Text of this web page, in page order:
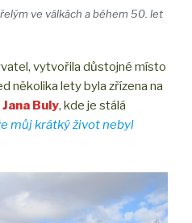
ve válkách a během 50. let
vytvořila důstojné místo
několika lety byla zřízena na
Buly, kde je stálá
můj krátký život nebyl